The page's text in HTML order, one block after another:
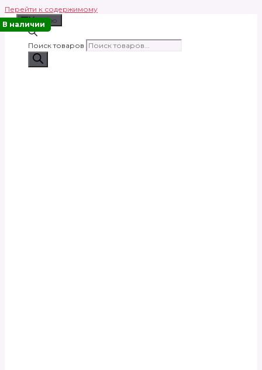
Перейти к содержимому
Меню
Поиск товаров
В наличии